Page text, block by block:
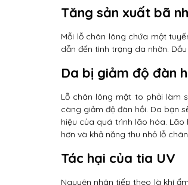
Tăng sản xuất bã
Mỗi lỗ chân lông chứa một
dẫn đến tình trạng da nhờn.
Da bị giảm độ đàn
Lỗ chân lông mặt to phải làm
càng giảm độ đàn hồi. Da bạn
hiệu của quá trình lão hóa.
hơn và khả năng thu nhỏ lỗ
Tác hại của tia UV
Nguyên nhân tiếp theo là khí